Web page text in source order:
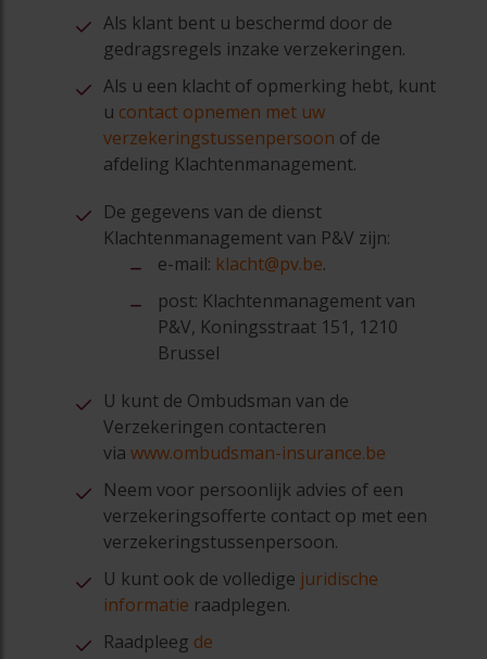
Als klant bent u beschermd door de
gedragsregels inzake verzekeringen.
Als u een klacht of opmerking hebt, kunt
u contact opnemen met uw
verzekeringstussenpersoon of de
afdeling Klachtenmanagement.
De gegevens van de dienst
Klachtenmanagement van P&V zijn:
e-mail: klacht@pv.be.
post: Klachtenmanagement van
P&V, Koningsstraat 151, 1210
Brussel
U kunt de Ombudsman van de
Verzekeringen contacteren
via www.ombudsman-insurance.be
Neem voor persoonlijk advies of een
verzekeringsofferte contact op met een
verzekeringstussenpersoon.
U kunt ook de volledige juridische
informatie raadplegen.
Raadpleeg de